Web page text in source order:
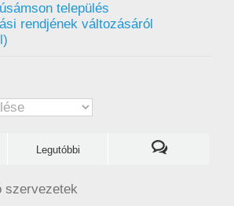
település
rendjének változásáról
Legutóbbi
szervezetek